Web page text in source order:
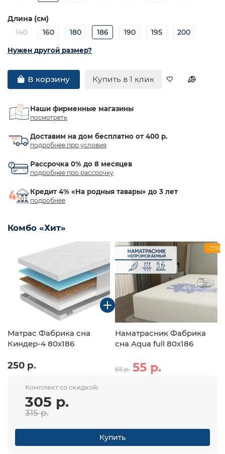
Длина (см)
140
160 180 186 190 195 200
Нужен другой размер?
В корзину Купить в 1 клик
Наши фирменные магазины
посмотреть
Доставим на дом бесплатно от 400 р.
подробнее про условия
Рассрочка 0% до 8 месяцев
подробнее про рассрочку
Кредит 4% «На родныя тавары» до 3 лет
подробнее
Комбо «Хит»
Матрас Фабрика сна
Киндер-4 80х186
250 р.
-15%
Наматрасник Фабрика
сна Aqua full 80х186
65 р. 55 р.
Комплект со скидкой:
305 р.
315 р.
Купить